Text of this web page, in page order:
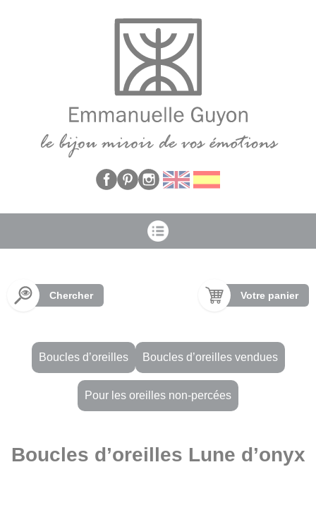
Chercher Votre panier
Boucles d’oreilles Boucles d’oreilles vendues
Pour les oreilles non-percées
Boucles d’oreilles Lune d’onyx